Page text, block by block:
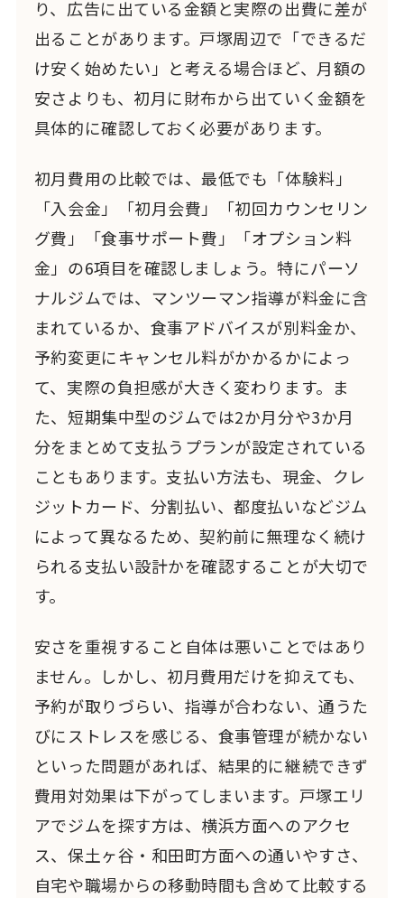
り、広告に出ている金額と実際の出費に差が
出ることがあります。戸塚周辺で「できるだ
け安く始めたい」と考える場合ほど、月額の
安さよりも、初月に財布から出ていく金額を
具体的に確認しておく必要があります。
初月費用の比較では、最低でも「体験料」
「入会金」「初月会費」「初回カウンセリン
グ費」「食事サポート費」「オプション料
金」の6項目を確認しましょう。特にパーソ
ナルジムでは、マンツーマン指導が料金に含
まれているか、食事アドバイスが別料金か、
予約変更にキャンセル料がかかるかによっ
て、実際の負担感が大きく変わります。ま
た、短期集中型のジムでは2か月分や3か月
分をまとめて支払うプランが設定されている
こともあります。支払い方法も、現金、クレ
ジットカード、分割払い、都度払いなどジム
によって異なるため、契約前に無理なく続け
られる支払い設計かを確認することが大切で
す。
安さを重視すること自体は悪いことではあり
ません。しかし、初月費用だけを抑えても、
予約が取りづらい、指導が合わない、通うた
びにストレスを感じる、食事管理が続かない
といった問題があれば、結果的に継続できず
費用対効果は下がってしまいます。戸塚エリ
アでジムを探す方は、横浜方面へのアクセ
ス、保土ヶ谷・和田町方面への通いやすさ、
自宅や職場からの移動時間も含めて比較する